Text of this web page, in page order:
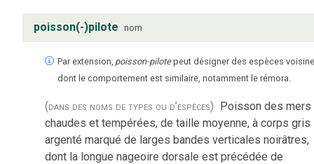
poisson(-)pilote nom
Par extension, poisson-pilotepeut désigner des espèces
dont le comportement est similaire, notamment le rémora.
(dans des noms de types ou d’espèces) Poisson des mers
chaudes et tempérées, de taille moyenne, à corps gris
argenté marqué de larges bandes verticales noirâtres,
dont la longue nageoire dorsale est précédée de